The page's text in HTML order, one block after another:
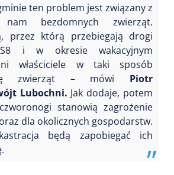
ten problem jest związany z
nam bezdomnych zwierząt.
przez którą przebiegają drogi
i w okresie wakacyjnym
właściciele w taki sposób
zwierząt – mówi Piotr
Lubochni. Jak dodaje, potem
stanowią zagrożenie
dla okolicznych gospodarstw.
będą zapobiegać ich